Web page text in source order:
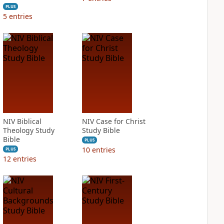
PLUS
5 entries
NIV Biblical
Theology Study
Bible
PLUS
12 entries
NIV Case for Christ
Study Bible
PLUS
10 entries